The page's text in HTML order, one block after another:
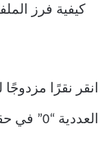
انقر نقرًا
العددية